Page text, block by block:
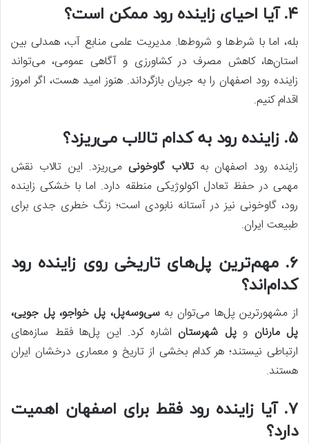
۴. آیا احیای زاینده رود ممکن است؟
بله، اما با شرط‌ها و شروط‌ها. مدیریت علمی منابع آب، همدلی بین
استان‌ها، کاهش مصرف در کشاورزی و آگاهی عمومی، می‌تواند
زاینده رود اصفهان را به جریان بازگرداند. هنوز امید هست، اگر امروز
اقدام کنیم.
۵. زاینده رود به کدام تالاب می‌ریزد؟
زاینده رود اصفهان بهتالاب گاوخونیمی‌ریزد. این تالاب نقش
مهمی در حفظ تعادل اکولوژیکی منطقه دارد. اما با خشکی زاینده
رود، گاوخونی نیز در آستانه نابودی است؛ زنگ خطری جدی برای
طبیعت ایران.
۶. مهم‌ترین پل‌های تاریخی روی زاینده رود
کدام‌اند؟
از مشهورترین پل‌ها می‌توان بهسی‌وسه‌پل، پل خواجو، پل جویی،
پل مارنان وپل شهرستان اشاره کرد. این پل‌ها فقط سازه‌های
ارتباطی نیستند؛ هر کدام بخشی از تاریخ و معماری درخشان ایران
هستند.
۷. آیا زاینده رود فقط برای اصفهان اهمیت
دارد؟